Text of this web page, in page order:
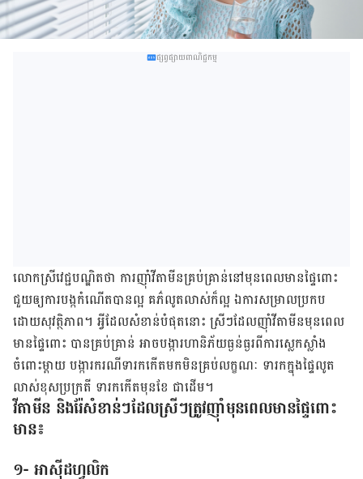
ផ្សព្វផ្សាយពាណិជ្ជកម្ម
លោកស្រី​វេជ្ជបណ្ឌិត​ថា ការ​ញ៉ាំ​វីតាមីន​គ្រប់​គ្រាន់​នៅ​មុន​ពេល​​មាន​ផ្ទៃពោះ​
ជួយ​ឲ្យ​ការ​បង្ក​កំណើត​បាន​ល្អ គភ៌​លូត​លាស់​ក៏​ល្អ ឯ​ការ​សម្រាល​ប្រកប​
ដោយ​សុវត្ថិភាព។ អ្វី​ដែល​សំខាន់​បំផុត​នោះ ស្រីៗ​ដែល​ញ៉ាំ​វីតាមីន​មុន​ពេល​
មាន​ផ្ទៃពោះ​ បាន​គ្រប់​គ្រាន់ អាច​បង្ការ​ហានិភ័យ​ធ្ងន់ធ្ងរ​ពី​ការ​ស្លេក​ស្លាំង​
ចំពោះ​ម្តាយ បង្ការ​ករណី​ទារក​កើត​មក​មិន​គ្រប់​លក្ខណៈ ទារក​ក្នុង​ផ្ទៃ​លូត​
លាស់​ខុស​ប្រក្រតី ទារក​កើត​មុន​ខែ​ ជា​ដើម។
វីតាមីន​ និង​រ៉ែ​សំខាន់ៗ​ដែល​ស្រីៗ​ត្រូវ​ញ៉ាំ​មុន​ពេល​មាន​ផ្ទៃពោះ​
មាន៖
១- អាស៊ីដ​ហ្វូលិក